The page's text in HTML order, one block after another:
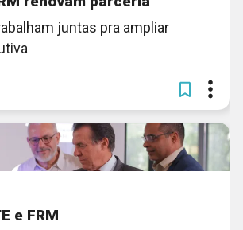
juntas pra ampliar
e FRM